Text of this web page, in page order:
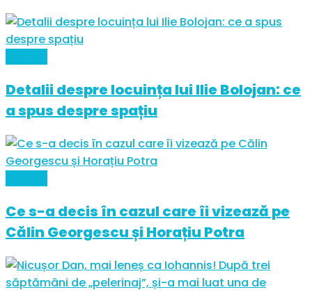
Detalii despre locuința lui Ilie Bolojan: ce
a spus despre spațiu
Ce s-a decis în cazul care îi vizează pe
Călin Georgescu și Horațiu Potra